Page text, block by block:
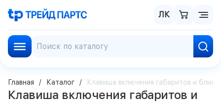
ЛК
Главная Каталог Клавиша включения габаритов и
Клавиша включения габаритов и